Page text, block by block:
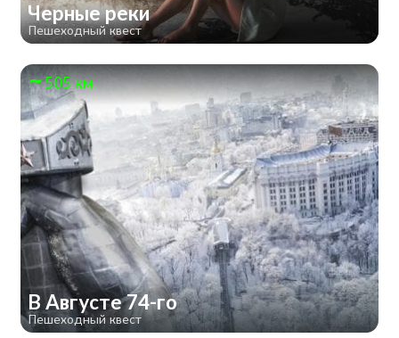
Черные реки
Пешеходный квест
505 км
В Августе 74-го
Пешеходный квест